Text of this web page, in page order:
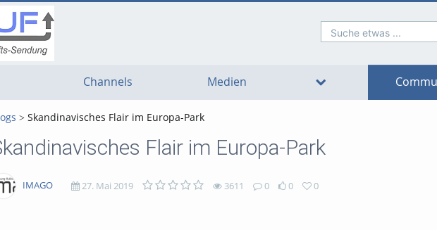
Suche etwas ...
Channels Medien
Skandinavisches Flair im Europa-Park
Flair im Europa-Park
IMAGO 27. Mai 2019 3611 0 0 0